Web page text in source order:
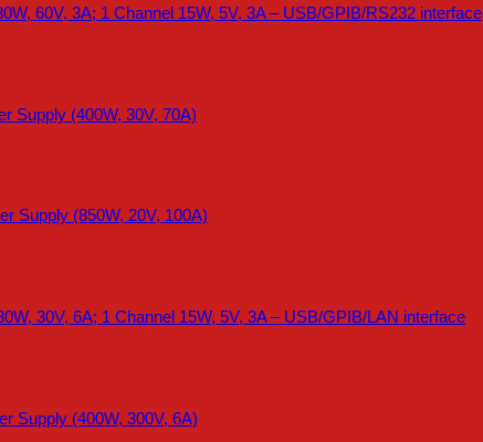
60V, 3A; 1 Channel 15W, 5V, 3A – USB/GPIB/RS232 interface
Supply (400W, 30V, 70A)
Supply (850W, 20V, 100A)
30V, 6A; 1 Channel 15W, 5V, 3A – USB/GPIB/LAN interface
Supply (400W, 300V, 6A)